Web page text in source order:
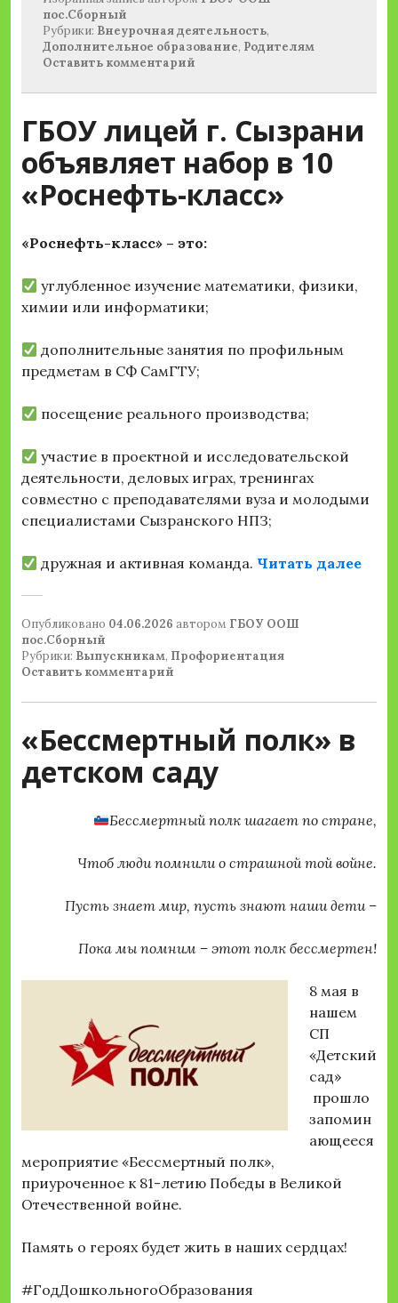
пос.Сборный
Рубрики: Внеурочная деятельность,
Дополнительное образование, Родителям
Оставить комментарий
ГБОУ лицей г. Сызрани
объявляет набор в 10
«Роснефть-класс»
«Роснефть-класс» – это:
углубленное изучение математики, физики,
химии или информатики;
дополнительные занятия по профильным
предметам в СФ СамГТУ;
посещение реального производства;
участие в проектной и исследовательской
деятельности, деловых играх, тренингах
совместно с преподавателями вуза и молодыми
специалистами Сызранского НПЗ;
дружная и активная команда. Читать далее
Опубликовано 04.06.2026 автором ГБОУ ООШ
пос.Сборный
Рубрики: Выпускникам, Профориентация
Оставить комментарий
«Бессмертный полк» в
детском саду
Бессмертный полк шагает по стране,
Чтоб люди помнили о страшной той войне.
Пусть знает мир, пусть знают наши дети –
Пока мы помним – этот полк бессмертен!
8 мая в
нашем
СП
«Детский
сад»
прошло
запомин
ающееся
мероприятие «Бессмертный полк»,
приуроченное к 81-летию Победы в Великой
Отечественной войне.
Память о героях будет жить в наших сердцах!
#ГодДошкольногоОбразования